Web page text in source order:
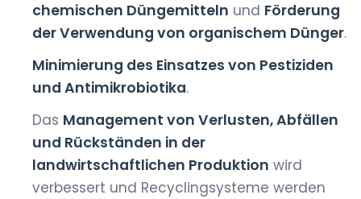
chemischen Düngemitteln und Förderung
der Verwendung von organischem Dünger.
Minimierung des Einsatzes von Pestiziden
und Antimikrobiotika.
Das Management von Verlusten, Abfällen
und Rückständen in der
landwirtschaftlichen Produktion wird
verbessert und Recyclingsysteme werden